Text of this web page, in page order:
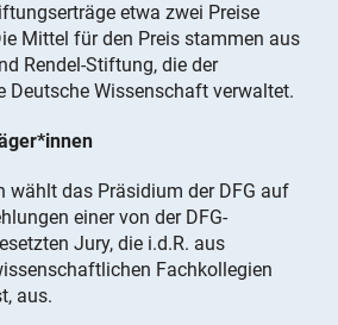
etwa zwei Preise
Mittel für den Preis stammen aus
Rendel-Stiftung, die der
Deutsche Wissenschaft verwaltet.
wählt das Präsidium der DFG auf
einer von der DFG-
Jury, die i.d.R. aus
Fachkollegien
aus.